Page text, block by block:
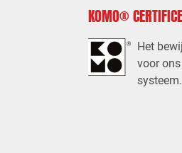
KOMO®
Het
voor
systeem.